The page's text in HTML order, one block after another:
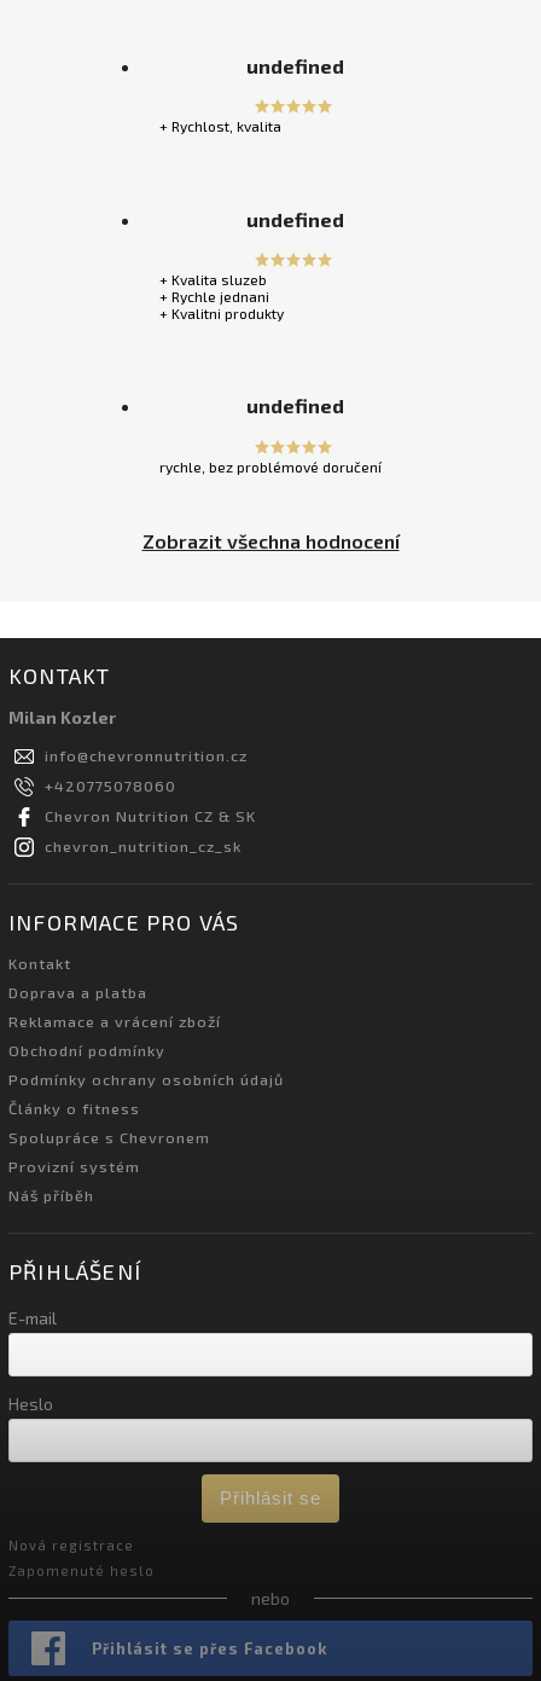
undefined
+ Rychlost, kvalita
undefined
+ Kvalita sluzeb
+ Rychle jednani
+ Kvalitni produkty
undefined
rychle, bez problémové doručení
Zobrazit všechna hodnocení
KONTAKT
Milan Kozler
info@chevronnutrition.cz
+420775078060
Chevron Nutrition CZ & SK
chevron_nutrition_cz_sk
INFORMACE PRO VÁS
Kontakt
Doprava a platba
Reklamace a vrácení zboží
Obchodní podmínky
Podmínky ochrany osobních údajů
Články o fitness
Spolupráce s Chevronem
Provizní systém
Náš příběh
PŘIHLÁŠENÍ
E-mail
Heslo
Přihlásit se
Nová registrace
Zapomenuté heslo
nebo
Přihlásit se přes Facebook